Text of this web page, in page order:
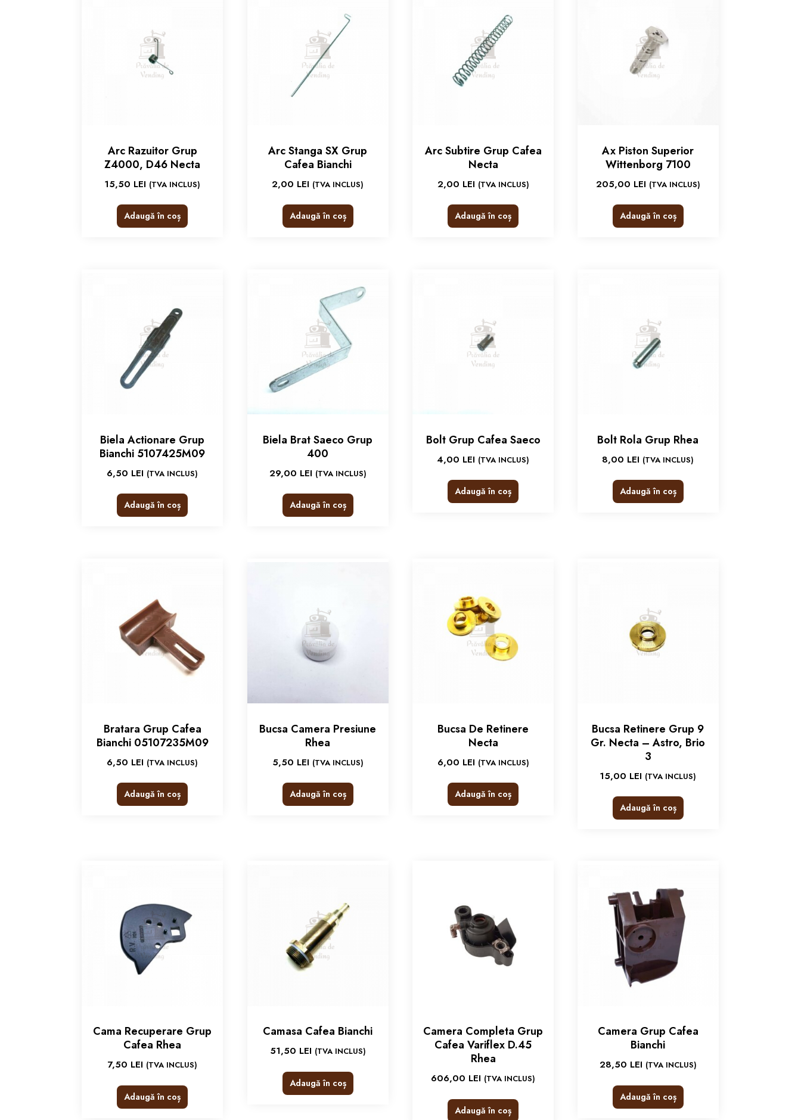
Arc Razuitor Grup
Z4000, D46 Necta
15,50 LEI (TVA INCLUS)
Adaugă în coș
Arc Stanga SX Grup
Cafea Bianchi
2,00 LEI (TVA INCLUS)
Adaugă în coș
Arc Subtire Grup Cafea
Necta
2,00 LEI (TVA INCLUS)
Adaugă în coș
Ax Piston Superior
Wittenborg 7100
205,00 LEI (TVA INCLUS)
Adaugă în coș
Biela Actionare Grup
Bianchi 5107425M09
6,50 LEI (TVA INCLUS)
Adaugă în coș
Biela Brat Saeco Grup
400
29,00 LEI (TVA INCLUS)
Adaugă în coș
Bolt Grup Cafea Saeco
4,00 LEI (TVA INCLUS)
Adaugă în coș
Bolt Rola Grup Rhea
8,00 LEI (TVA INCLUS)
Adaugă în coș
Bratara Grup Cafea
Bianchi 05107235M09
6,50 LEI (TVA INCLUS)
Adaugă în coș
Bucsa Camera Presiune
Rhea
5,50 LEI (TVA INCLUS)
Adaugă în coș
Bucsa De Retinere
Necta
6,00 LEI (TVA INCLUS)
Adaugă în coș
Bucsa Retinere Grup 9
Gr. Necta – Astro, Brio
3
15,00 LEI (TVA INCLUS)
Adaugă în coș
Cama Recuperare Grup
Cafea Rhea
7,50 LEI (TVA INCLUS)
Adaugă în coș
Camasa Cafea Bianchi
51,50 LEI (TVA INCLUS)
Adaugă în coș
Camera Completa Grup
Cafea Variflex D.45
Rhea
606,00 LEI (TVA INCLUS)
Adaugă în coș
Camera Grup Cafea
Bianchi
28,50 LEI (TVA INCLUS)
Adaugă în coș